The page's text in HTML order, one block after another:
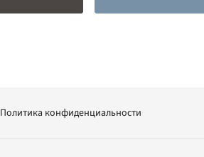
Политика конфиденциальности